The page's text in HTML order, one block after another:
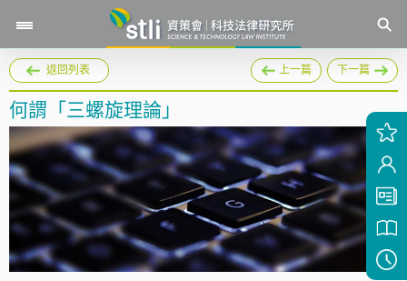
返回列表 上一篇 下一篇
何謂「三螺旋理論」